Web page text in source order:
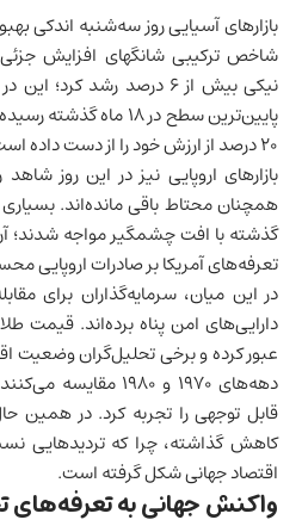
بازارهای آسیایی روز سه‌شنبه اندکی
شاخص ترکیبی شانگهای افزایش
نیکی بیش از ۶ درصد رشد
پایین‌ترین سطح در ۱۸
۲۰ درصد از ارزش خود را از دست داده است.
بازارهای اروپایی نیز در این روز
همچنان محتاط باقی مانده‌اند. بسیاری
گذشته با افت چشمگیر مواجه شدند؛
تعرفه‌های آمریکا بر صادرات اروپایی
در این میان، سرمایه‌گذاران برای
عبور کرده و برخی تحلیل‌گران وضعیت
دهه‌های ۱۹۷۰ و ۱۹۸۰
قابل توجهی را تجربه کرد. در همین
کاهش گذاشته، چرا که تردیدهایی
اقتصاد جهانیشکل گرفته است.
واکنش جهانی به تعرفه‌های